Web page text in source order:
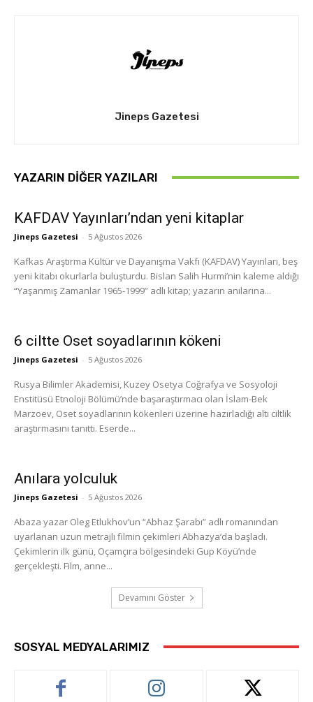
Jineps Gazetesi
YAZARIN DIĞER YAZILARI
KAFDAV Yayınları’ndan yeni kitaplar
Jineps Gazetesi - 5 Ağustos 2026
Kafkas Araştırma Kültür ve Dayanışma Vakfı (KAFDAV) Yayınları, beş
yeni kitabı okurlarla buluşturdu. Bislan Salih Hurmi’nin kaleme aldığı
“Yaşanmış Zamanlar 1965-1999” adlı kitap; yazarın anılarına...
6 ciltte Oset soyadlarının kökeni
Jineps Gazetesi - 5 Ağustos 2026
Rusya Bilimler Akademisi, Kuzey Osetya Coğrafya ve Sosyoloji
Enstitüsü Etnoloji Bölümü’nde başaraştırmacı olan İslam-Bek
Marzoev, Oset soyadlarının kökenleri üzerine hazırladığı altı ciltlik
araştırmasını tanıttı. Eserde...
Anılara yolculuk
Jineps Gazetesi - 5 Ağustos 2026
Abaza yazar Oleg Etlukhov’un “Abhaz Şarabı” adlı romanından
uyarlanan uzun metrajlı filmin çekimleri Abhazya’da başladı.
Çekimlerin ilk günü, Oçamçıra bölgesindeki Gup Köyü’nde
gerçekleşti. Film, anne...
Devamını Göster
SOSYAL MEDYALARIMIZ